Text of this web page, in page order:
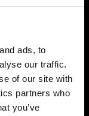
ads, to
our traffic.
of our site with
partners who
you’ve